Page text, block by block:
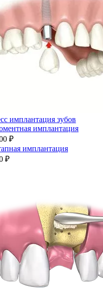
имплантация зубов
имплантация
₽
имплантация
₽